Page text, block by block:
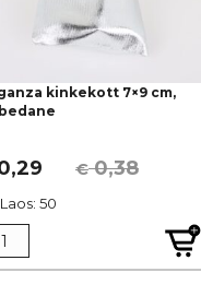
kinkekott 7×9 cm,
€0,38
Laos: 50